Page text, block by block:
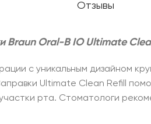
Отзывы
Braun Oral-B IO Ultimate
с уникальным дизайном
Ultimate Clean Refill
рта. Стоматологи